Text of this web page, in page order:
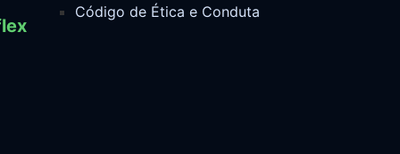
Código de Ética e Conduta